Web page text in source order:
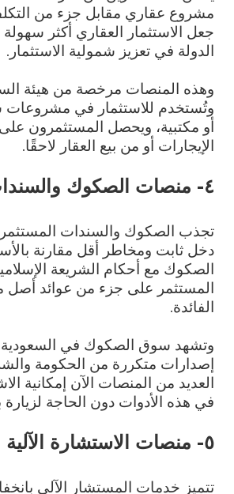
مشروع عقاري مقابل جزء من
جعل الاستثمار العقاري أكثر
الدولة في تعزيز شمولية الاستثمار.
وهذه المنصات مرخصة من هيئة
وتُستخدم للاستثمار في مشروعات
أو مكتبية، ويحصل المستثمرون
الإيجارات أو من بيع العقار لاحقًا.
٤- منصات الصكوك والسندات
تجذب الصكوك والسندات
دخل ثابت ومخاطر أقل مقارنة
الصكوك مع أحكام الشريعة
المستثمر على جزء من عوائد أصل
الفائدة.
وتشهد سوق الصكوك في السعودية
إصدارات متكررة من الحكومة
العديد من المنصات الآن إمكانية
في هذه الأدوات دون الحاجة
٥- منصات الاستشارة الآلية
تتميز خدمات المستشار الآلي